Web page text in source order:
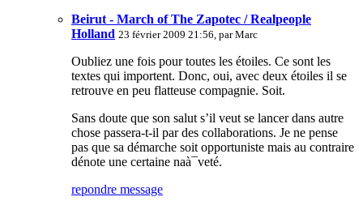
Beirut - March of The Zapotec / Realpeople
Holland 23 février 2009 21:56, parMarc
Oubliez une fois pour toutes les étoiles. Ce sont les
textes qui importent. Donc, oui, avec deux étoiles il se
retrouve en peu flatteuse compagnie. Soit.
Sans doute que son salut s’il veut se lancer dans autre
chose passera-t-il par des collaborations. Je ne pense
pas que sa démarche soit opportuniste mais au contraire
dénote une certaine naà¯veté.
repondre message